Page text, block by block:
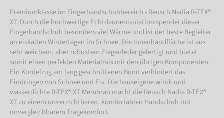
Premiumklasse im Fingerhandschuhbereich - Reusch Nadia R-TEX®
XT. Durch die hochwertige Echtdaunenisolation spendet dieser
Fingerhandschuh besonders viel Wärme und ist der beste Begleiter
an eiskalten Wintertagen im Schnee. Die Innenhandfläche ist aus
sehr weichem, aber robustem Ziegenleder gefertigt und bietet
somit einen perfekten Materialmix mit den übrigen Komponenten.
Ein Kordelzug am lang geschnittenen Bund verhindert das
Eindringen von Schnee und Eis. Die hauseigene wind- und
wasserdichte R-TEX® XT Membran macht die Reusch Nadia R-TEX®
XT zu einem unverzichtbaren, komfortablen Handschuh mit
unvergleichbarem Tragekomfort.